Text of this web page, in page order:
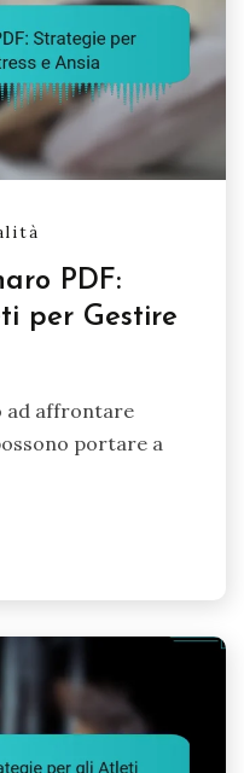
PDF:
per Gestire
ad affrontare
portare a